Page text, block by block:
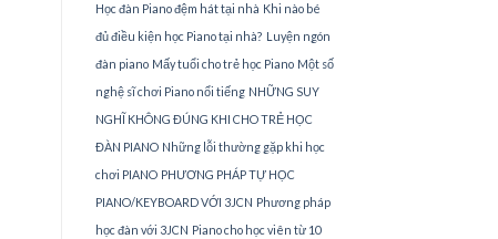
Học đàn Piano đệm hát tại nhà Khi nào bé
đủ điều kiện học Piano tại nhà? Luyện ngón
đàn piano Mấy tuổi cho trẻ học Piano Một số
nghệ sĩ chơi Piano nổi tiếng NHỮNG SUY
NGHĨ KHÔNG ĐÚNG KHI CHO TRẺ HỌC
ĐÀN PIANO Những lỗi thường gặp khi học
chơi PIANO PHƯƠNG PHÁP TỰ HỌC
PIANO/KEYBOARD VỚI 3JCN Phương pháp
học đàn với 3JCN Piano cho học viên từ 10